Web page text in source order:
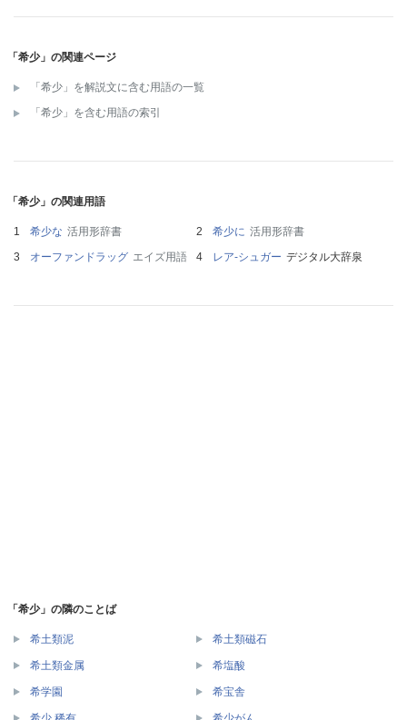
「希少」の関連ページ
「希少」を解説文に含む用語の一覧
「希少」を含む用語の索引
「希少」の関連用語
希少な 活用形辞書 希少に 活用形辞書
オーファンドラッグ エイズ用語 レア‐シュガー デジタル大辞泉
「希少」の隣のことば
希土類泥 希土類磁石
希土類金属 希塩酸
希学園 希宝舎